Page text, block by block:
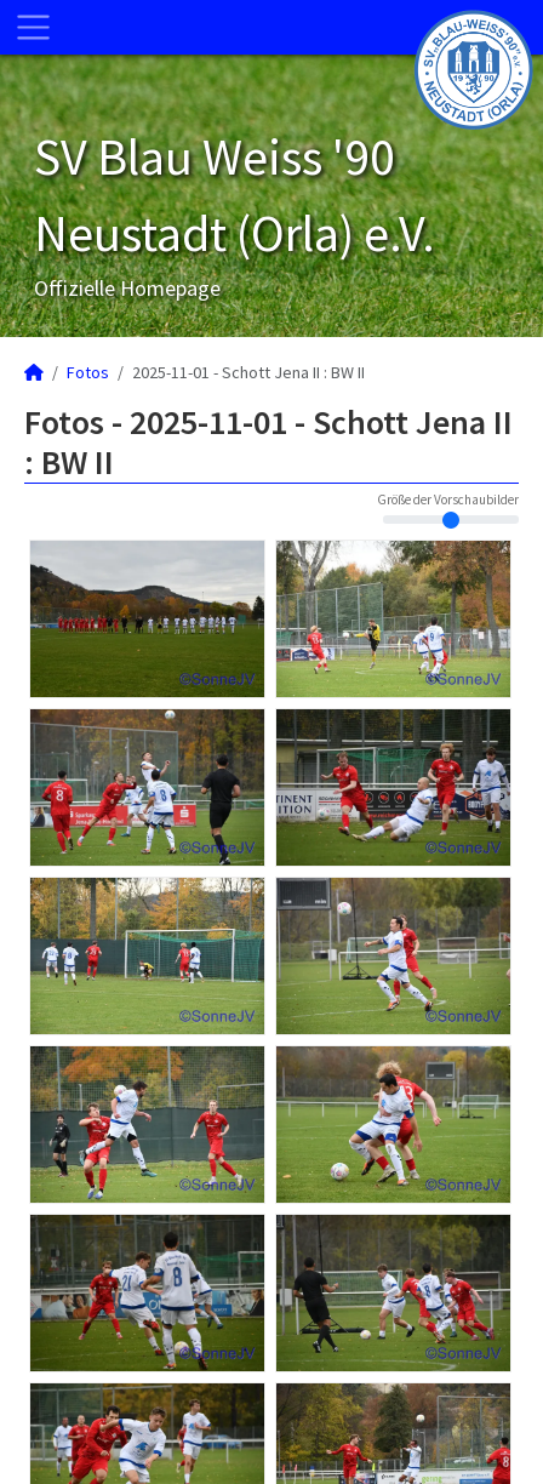
SV Blau Weiss '90
Neustadt (Orla) e.V.
Offizielle Homepage
Fotos 2025-11-01 - Schott Jena II : BW II
Fotos - 2025-11-01 - Schott Jena II
: BW II
Größe der Vorschaubilder